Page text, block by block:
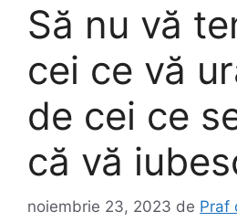
Să nu vă
cei ce vă
de cei ce
că vă
noiembrie 23, 2023 de Praf